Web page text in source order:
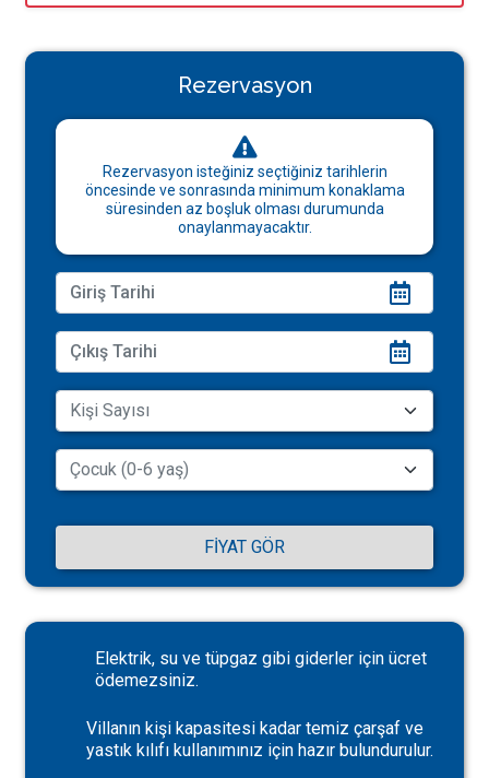
Rezervasyon
Rezervasyon isteğiniz seçtiğiniz tarihlerin
öncesinde ve sonrasında minimum konaklama
süresinden az boşluk olması durumunda
onaylanmayacaktır.
FIYAT GÖR
Elektrik, su ve tüpgaz gibi giderler için ücret
ödemezsiniz.
Villanın kişi kapasitesi kadar temiz çarşaf ve
yastık kılıfı kullanımınız için hazır bulundurulur.